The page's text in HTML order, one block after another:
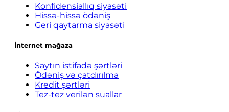
Konfidensiallıq siyasəti
Hissə-hissə ödəniş
Geri qaytarma siyasəti
İnternet mağaza
Saytın istifadə şərtləri
Ödəniş və çatdırılma
Kredit şərtləri
Tez-tez verilən suallar